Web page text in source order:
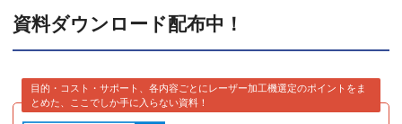
資料ダウンロード配布中！
目的・コスト・サポート、各内容ごとにレーザー加工機選定のポイントをま
とめた、ここでしか手に入らない資料！